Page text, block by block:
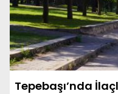
Tepebaşı’nda